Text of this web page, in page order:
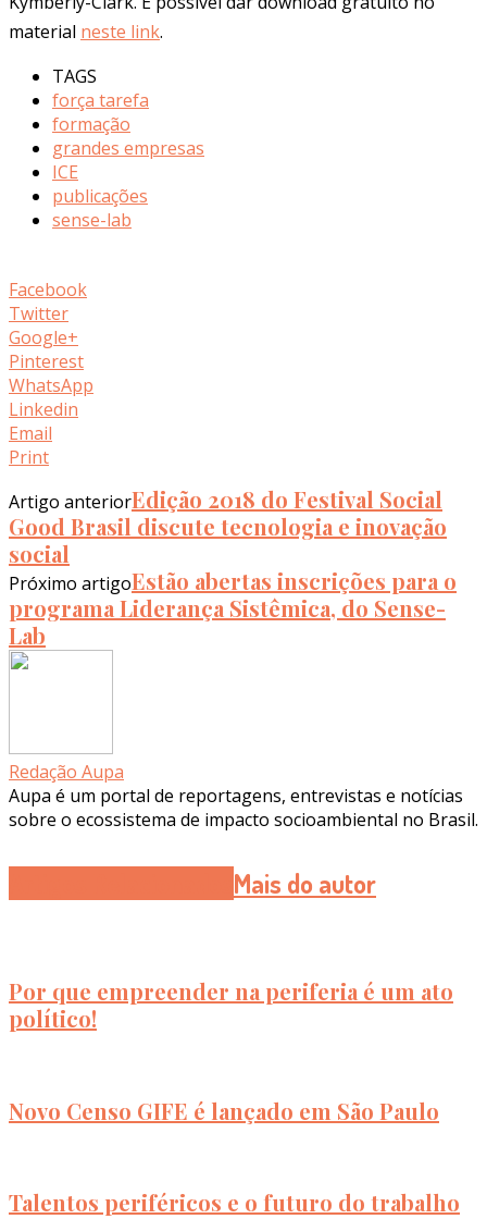
material neste link.
TAGS
força tarefa
formação
grandes empresas
ICE
publicações
sense-lab
Facebook
Twitter
Google+
Pinterest
WhatsApp
Linkedin
Email
Print
Artigo anteriorEdição 2018 do Festival Social
Good Brasil discute tecnologia e inovação
social
Próximo artigoEstão abertas inscrições para o
programa Liderança Sistêmica, do Sense-
Lab
Redação Aupa
Aupa é um portal de reportagens, entrevistas e notícias
sobre o ecossistema de impacto socioambiental no Brasil.
Mais do autor
Por que empreender na periferia é um ato
político!
Novo Censo GIFE é lançado em São Paulo
Talentos periféricos e o futuro do trabalho